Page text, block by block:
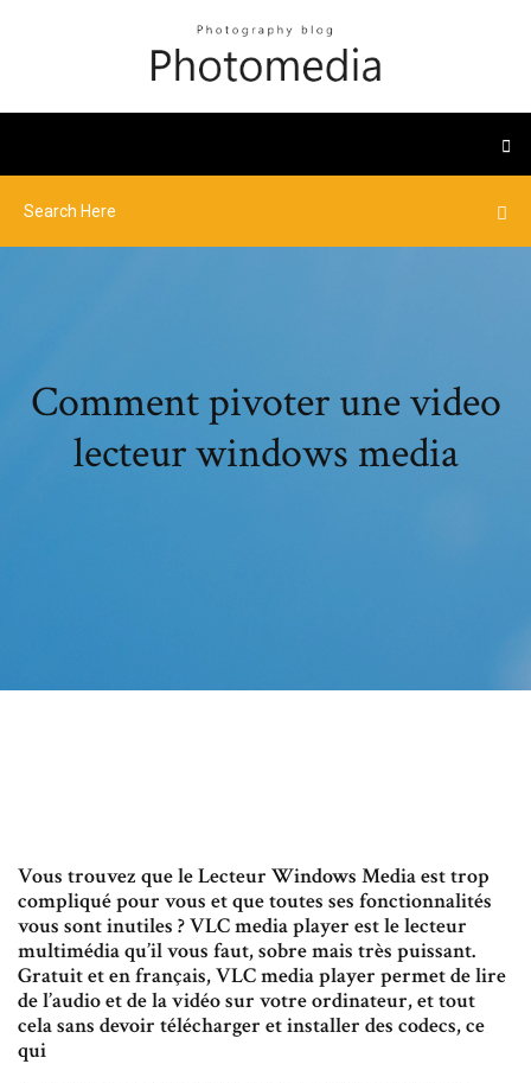
Comment pivoter une video
lecteur windows media
Vous trouvez que le Lecteur Windows Media est trop
compliqué pour vous et que toutes ses fonctionnalités
vous sont inutiles ? VLC media player est le lecteur
multimédia qu’il vous faut, sobre mais très puissant.
Gratuit et en français, VLC media player permet de lire
de l’audio et de la vidéo sur votre ordinateur, et tout
cela sans devoir télécharger et installer des codecs, ce
qui